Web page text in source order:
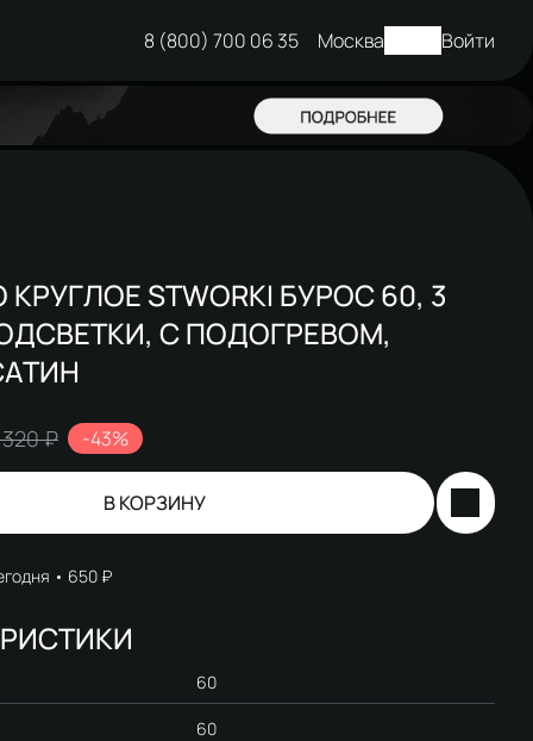
8 (800) 700 06 35 Москва Войти
STWORKI БУРОС 60, 3
С ПОДОГРЕВОМ,
320 ₽ -43%
В КОРЗИНУ
650 ₽
60
60